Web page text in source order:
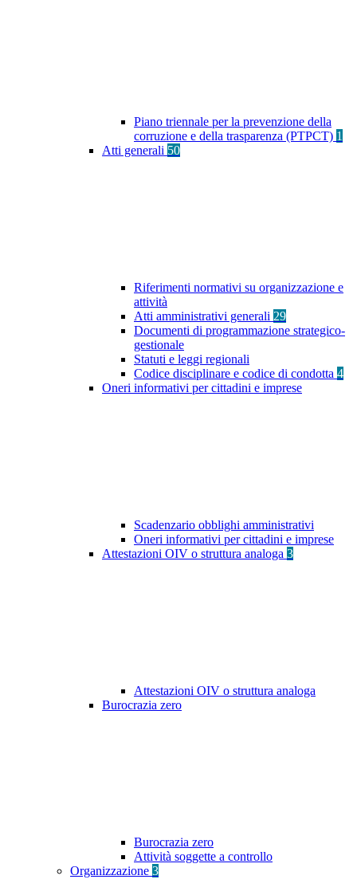
Piano triennale per la prevenzione della
corruzione e della trasparenza (PTPCT) 1
Atti generali 50
Riferimenti normativi su organizzazione e
attività
Atti amministrativi generali 29
Documenti di programmazione strategico-
gestionale
Statuti e leggi regionali
Codice disciplinare e codice di condotta 4
Oneri informativi per cittadini e imprese
Scadenzario obblighi amministrativi
Oneri informativi per cittadini e imprese
Attestazioni OIV o struttura analoga 3
Attestazioni OIV o struttura analoga
Burocrazia zero
Burocrazia zero
Attività soggette a controllo
Organizzazione 3